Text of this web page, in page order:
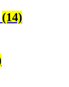
(14)